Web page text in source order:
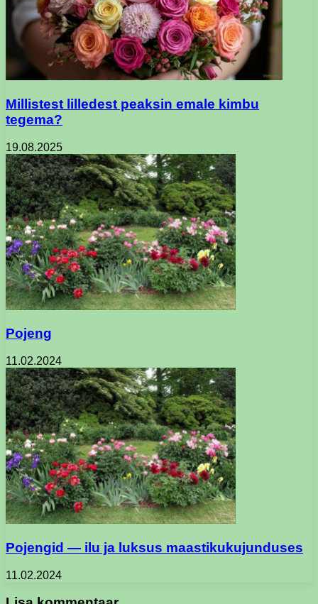
Millistest lilledest peaksin emale kimbu
tegema?
19.08.2025
Pojeng
11.02.2024
Pojengid — ilu ja luksus maastikukujunduses
11.02.2024